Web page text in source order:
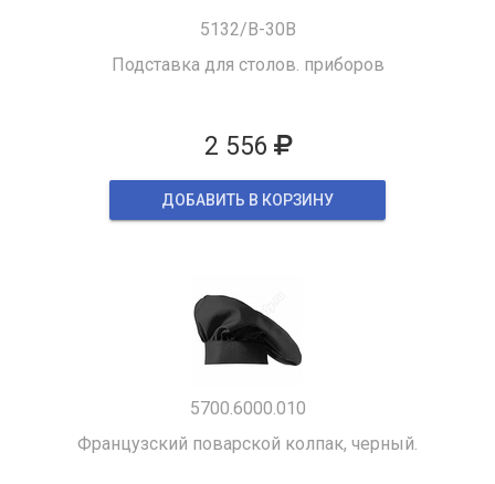
5132/B-30B
Подставка для столов. приборов
2 556
ДОБАВИТЬ В КОРЗИНУ
5700.6000.010
Французский поварской колпак, черный.